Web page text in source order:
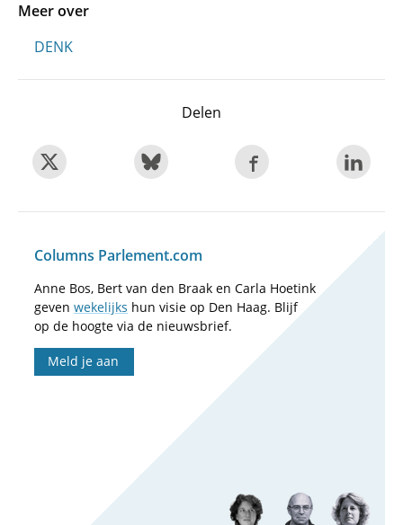
Meer over
DENK
Delen
Columns Parlement.com
Anne Bos, Bert van den Braak en Carla Hoetink
geven wekelijks hun visie op Den Haag. Blijf
op de hoogte via de nieuwsbrief.
Meld je aan